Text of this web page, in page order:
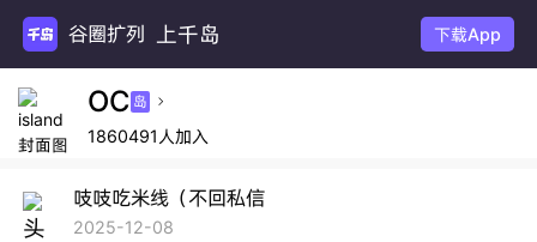
谷圈扩列 上千岛 下载App
OC 岛 
1860491人加入
吱吱吃米线（不回私信
2025-12-08